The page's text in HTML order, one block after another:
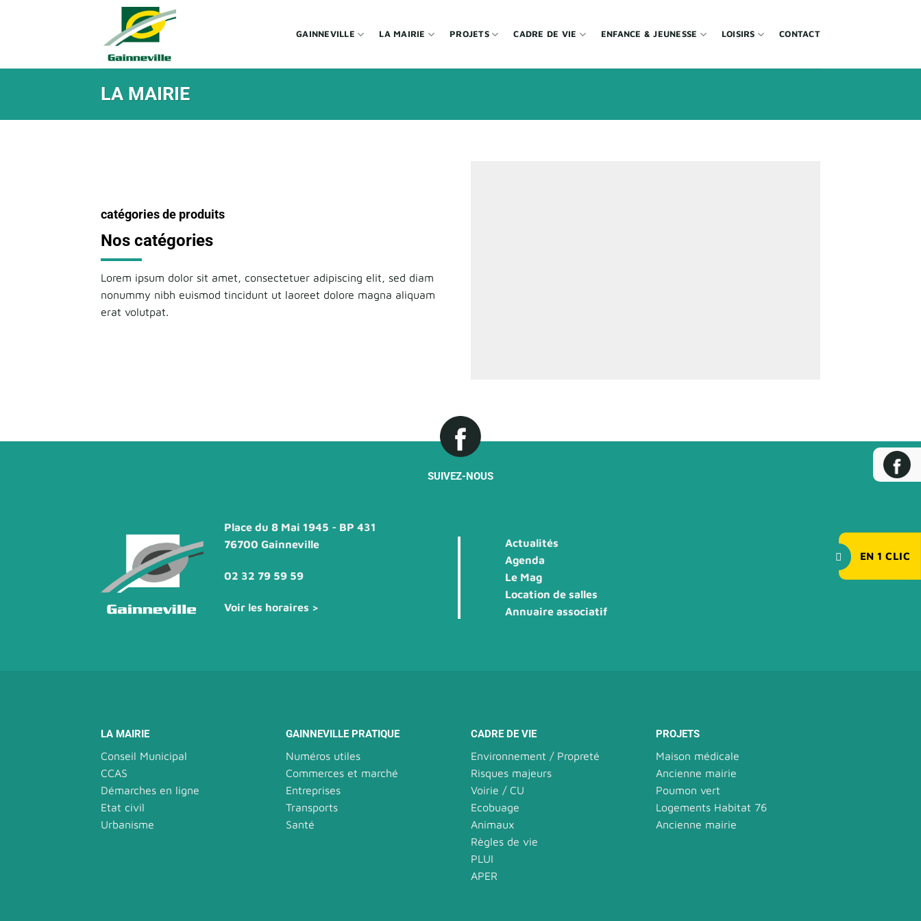
GAINNEVILLE LA MAIRIE PROJETS CADRE DE VIE ENFANCE & JEUNESSE LOISIRS CONTACT
EN1 CLIC
LA MAIRIE
catégories de produits
Nos catégories
Lorem ipsum dolor sit amet, consectetuer adipiscing elit, sed diam
nonummy nibh euismod tincidunt ut laoreet dolore magna aliquam
erat volutpat.
SUIVEZ-NOUS
Place du 8 Mai 1945 - BP 431
76700 Gainneville
02 32 79 59 59
Voir les horaires >
Actualités
Agenda
Le Mag
Location de salles
Annuaire associatif
LA MAIRIE
Conseil Municipal
CCAS
Démarches en ligne
Etat civil
Urbanisme
GAINNEVILLE PRATIQUE
Numéros utiles
Commerces et marché
Entreprises
Transports
Santé
CADRE DE VIE
Environnement / Propreté
Risques majeurs
Voirie / CU
Ecobuage
Animaux
Règles de vie
PLUI
APER
PROJETS
Maison médicale
Ancienne mairie
Poumon vert
Logements Habitat 76
Ancienne mairie